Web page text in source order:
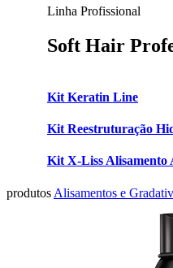
Linha Profissional
Soft Hair
Kit Keratin Line
Kit Reestruturação
Kit X-Liss Alisamento
produtos Alisamentos e